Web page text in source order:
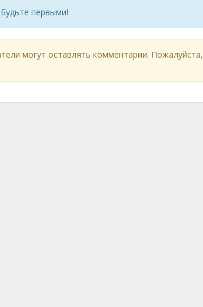
первыми!
могут оставлять комментарии. Пожалуйста,